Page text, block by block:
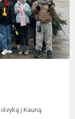
į Kauną.